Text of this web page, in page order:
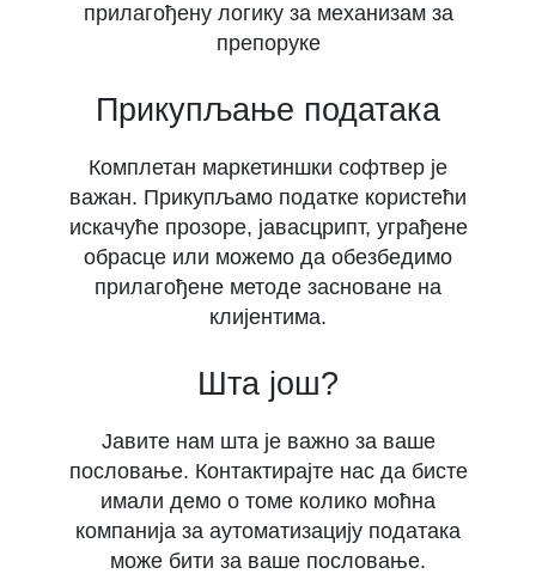
прилагођену логику за механизам за
препоруке
Прикупљање података
Комплетан маркетиншки софтвер је
важан. Прикупљамо податке користећи
искачуће прозоре, јавасцрипт, уграђене
обрасце или можемо да обезбедимо
прилагођене методе засноване на
клијентима.
Шта још?
Јавите нам шта је важно за ваше
пословање. Контактирајте нас да бисте
имали демо о томе колико моћна
компанија за аутоматизацију података
може бити за ваше пословање.